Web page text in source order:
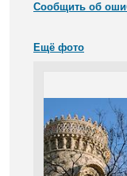
Сообщить об
Ещё фото